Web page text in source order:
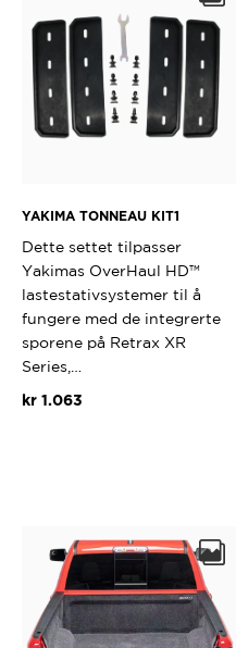
YAKIMA TONNEAU KIT1
Dette settet tilpasser
Yakimas OverHaul HD™
lastestativsystemer til å
fungere med de integrerte
sporene på Retrax XR
Series,…
kr1.063